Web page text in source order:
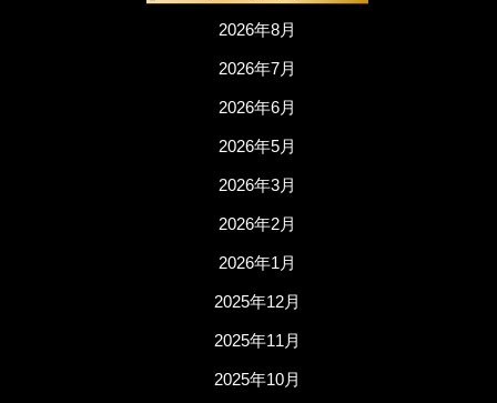
2026年8月
2026年7月
2026年6月
2026年5月
2026年3月
2026年2月
2026年1月
2025年12月
2025年11月
2025年10月